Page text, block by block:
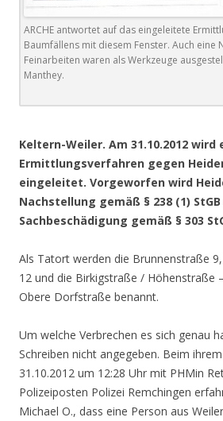
ARCHE antwortet auf das eingeleitete
Baumfällens mit diesem Fenster. Auch eine
Feinarbeiten waren als Werkzeuge
Manthey.
Keltern-Weiler. Am 31.10.2012 wird
Ermittlungsverfahren gegen
eingeleitet. Vorgeworfen wird
Nachstellung gemäß § 238 (1)
Sachbeschädigung gemäß § 303
Als Tatort werden die Brunnenstraße
12 und die Birkigstraße / Höhenstraße
Obere Dorfstraße benannt.
Um welche Verbrechen es sich genau
Schreiben nicht angegeben. Beim
31.10.2012 um 12:28 Uhr mit PHMin
Polizeiposten Polizei Remchingen
Michael O., dass eine Person aus